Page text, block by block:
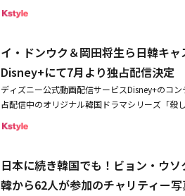
ー役にスチールカットを公開
の合った演技を披露する。監督の言葉通り、シ
けに必死でした。でもシーズン2では、一方的
いると周りの人たちが傷つくと思い、自ら反撃
タイアクションを披露しましたが、シーズン2
と説明した。イ・ドンウクも「監督やヘジュン
ただ守るだけでは終わらないと思い、この戦い
し、「アクションの量もシーズン1より増えま
ズン1で強烈な存在感を放ったキャラクターた
強い印象を残したミンヘ役として再登場する。
ら支えるムエタイの師匠・パーシン役のキム・
フィスラブコメディだ。人気ウェブ漫画を原作
られるカン・フン。仕事には一切の妥協を許さ
不器用という二面性のあるキャラクターを繊細
はキム・ヘジュン。11年間アイドルを推し続け
界をサバイブしていくヒロインを瑞々しく演
イ・チャンを演じるのはチャ・ウミン。元トッ
ルムの恋の行方を左右する重要な存在。さらに
oss-」配信開始日：2026年8月3日23時00分～
放題（日本初・独占配信）原題：최애의 사원製
イ・ドンウク＆岡田将生ら日韓キャ
Disney+にて7月より独占配信決定
ディズニー公式動画配信サービスDisney+のコ
占配信中のオリジナル韓国ドラマシリーズ「殺
ンマンが残した危険な遺産である、殺し屋たち
る、手に汗握るノンストップ・サバイバル・サ
ベスト・インターナショナル・ショー」にもア
は、大好評全話独占配信中。そして待望の最新
日本に続き韓国でも！ビョン・ウ
韓から62人が参加のチャリティー